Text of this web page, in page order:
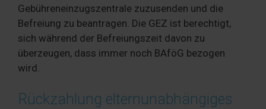
Gebühreneinzugszentrale zuzusenden und die
Befreiung zu beantragen. Die GEZ ist berechtigt,
sich während der Befreiungszeit davon zu
überzeugen, dass immer noch BAföG bezogen
wird.
Rückzahlung elternunabhängiges